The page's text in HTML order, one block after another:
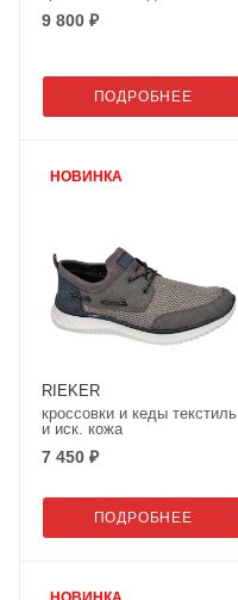
9 800 ₽
ПОДРОБНЕЕ
НОВИНКА
RIEKER
кроссовки и кеды текстиль
и иск. кожа
7 450 ₽
ПОДРОБНЕЕ